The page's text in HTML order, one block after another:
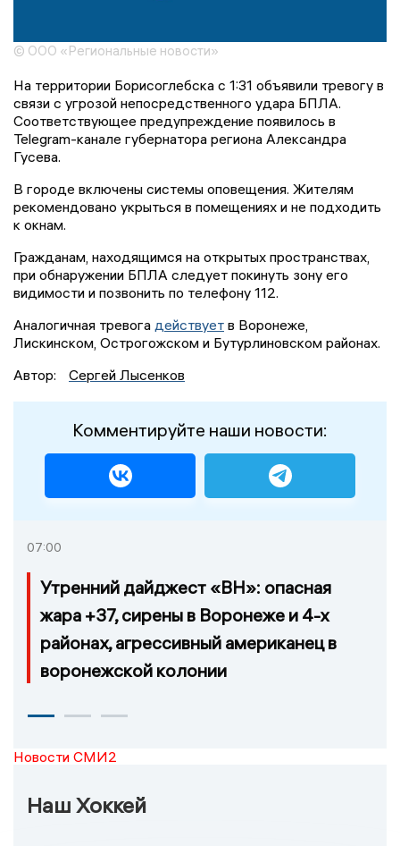
© ООО «Региональные новости»
На территории Борисоглебска с 1:31 объявили тревогу в
связи с угрозой непосредственного удара БПЛА.
Соответствующее предупреждение появилось в
Telegram-канале губернатора региона Александра
Гусева.
В городе включены системы оповещения. Жителям
рекомендовано укрыться в помещениях и не подходить
к окнам.
Гражданам, находящимся на открытых пространствах,
при обнаружении БПЛА следует покинуть зону его
видимости и позвонить по телефону 112.
Аналогичная тревога действует в Воронеже,
Лискинском, Острогожском и Бутурлиновском районах.
Автор:
Сергей Лысенков
Комментируйте наши новости:
07:00
Утренний дайджест «ВН»: опасная
жара +37, сирены в Воронеже и 4-х
районах, агрессивный американец в
воронежской колонии
Новости СМИ2
Наш Хоккей